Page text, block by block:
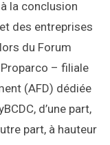
la conclusion
des entreprises
du Forum
– filiale
(AFD) dédiée
d’une part,
part, à hauteur